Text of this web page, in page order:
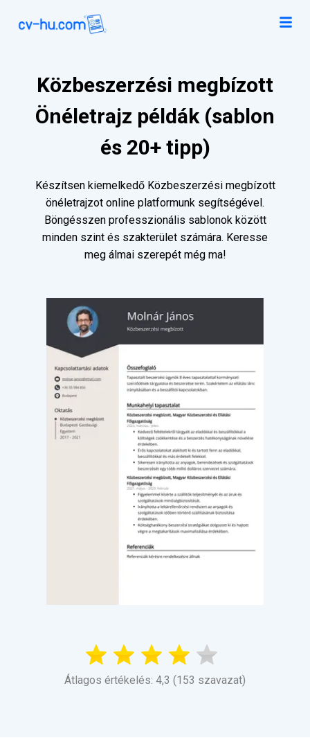
Közbeszerzési megbízott
Önéletrajz példák (sablon
és 20+ tipp)
Készítsen kiemelkedő Közbeszerzési megbízott
önéletrajzot online platformunk segítségével.
Böngésszen professzionális sablonok között
minden szint és szakterület számára. Keresse
meg álmai szerepét még ma!
Átlagos értékelés: 4,3 (153 szavazat)